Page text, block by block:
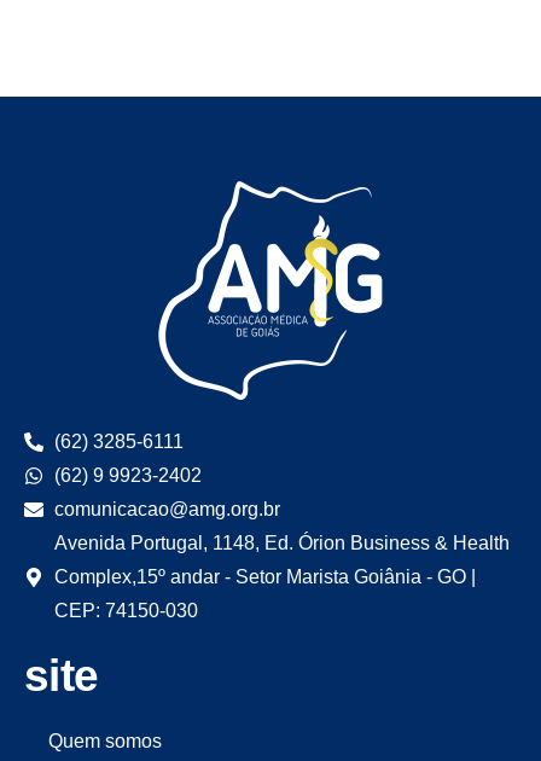
(62) 3285-6111
(62) 9 9923-2402
comunicacao@amg.org.br
Avenida Portugal, 1148, Ed. Órion Business & Health
Complex,15º andar - Setor Marista Goiânia - GO |
CEP: 74150-030
site
Quem somos